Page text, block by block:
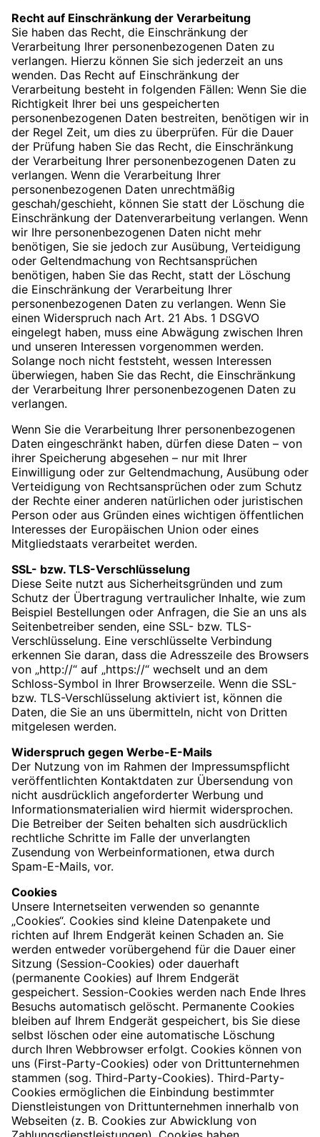
Recht auf Einschränkung der Verarbeitung
Sie haben das Recht, die Einschränkung der
Verarbeitung Ihrer personenbezogenen Daten zu
verlangen. Hierzu können Sie sich jederzeit an uns
wenden. Das Recht auf Einschränkung der
Verarbeitung besteht in folgenden Fällen: Wenn Sie die
Richtigkeit Ihrer bei uns gespeicherten
personenbezogenen Daten bestreiten, benötigen wir in
der Regel Zeit, um dies zu überprüfen. Für die Dauer
der Prüfung haben Sie das Recht, die Einschränkung
der Verarbeitung Ihrer personenbezogenen Daten zu
verlangen. Wenn die Verarbeitung Ihrer
personenbezogenen Daten unrechtmäßig
geschah/geschieht, können Sie statt der Löschung die
Einschränkung der Datenverarbeitung verlangen. Wenn
wir Ihre personenbezogenen Daten nicht mehr
benötigen, Sie sie jedoch zur Ausübung, Verteidigung
oder Geltendmachung von Rechtsansprüchen
benötigen, haben Sie das Recht, statt der Löschung
die Einschränkung der Verarbeitung Ihrer
personenbezogenen Daten zu verlangen. Wenn Sie
einen Widerspruch nach Art. 21 Abs. 1 DSGVO
eingelegt haben, muss eine Abwägung zwischen Ihren
und unseren Interessen vorgenommen werden.
Solange noch nicht feststeht, wessen Interessen
überwiegen, haben Sie das Recht, die Einschränkung
der Verarbeitung Ihrer personenbezogenen Daten zu
verlangen.
Wenn Sie die Verarbeitung Ihrer personenbezogenen
Daten eingeschränkt haben, dürfen diese Daten – von
ihrer Speicherung abgesehen – nur mit Ihrer
Einwilligung oder zur Geltendmachung, Ausübung oder
Verteidigung von Rechtsansprüchen oder zum Schutz
der Rechte einer anderen natürlichen oder juristischen
Person oder aus Gründen eines wichtigen öffentlichen
Interesses der Europäischen Union oder eines
Mitgliedstaats verarbeitet werden.
SSL- bzw. TLS-Verschlüsselung
Diese Seite nutzt aus Sicherheitsgründen und zum
Schutz der Übertragung vertraulicher Inhalte, wie zum
Beispiel Bestellungen oder Anfragen, die Sie an uns als
Seitenbetreiber senden, eine SSL- bzw. TLS-
Verschlüsselung. Eine verschlüsselte Verbindung
erkennen Sie daran, dass die Adresszeile des Browsers
von „http://“ auf „https://“ wechselt und an dem
Schloss-Symbol in Ihrer Browserzeile. Wenn die SSL-
bzw. TLS-Verschlüsselung aktiviert ist, können die
Daten, die Sie an uns übermitteln, nicht von Dritten
mitgelesen werden.
Widerspruch gegen Werbe-E-Mails
Der Nutzung von im Rahmen der Impressumspflicht
veröffentlichten Kontaktdaten zur Übersendung von
nicht ausdrücklich angeforderter Werbung und
Informationsmaterialien wird hiermit widersprochen.
Die Betreiber der Seiten behalten sich ausdrücklich
rechtliche Schritte im Falle der unverlangten
Zusendung von Werbeinformationen, etwa durch
Spam-E-Mails, vor.
Cookies
Unsere Internetseiten verwenden so genannte
„Cookies“. Cookies sind kleine Datenpakete und
richten auf Ihrem Endgerät keinen Schaden an. Sie
werden entweder vorübergehend für die Dauer einer
Sitzung (Session-Cookies) oder dauerhaft
(permanente Cookies) auf Ihrem Endgerät
gespeichert. Session-Cookies werden nach Ende Ihres
Besuchs automatisch gelöscht. Permanente Cookies
bleiben auf Ihrem Endgerät gespeichert, bis Sie diese
selbst löschen oder eine automatische Löschung
durch Ihren Webbrowser erfolgt. Cookies können von
uns (First-Party-Cookies) oder von Drittunternehmen
stammen (sog. Third-Party-Cookies). Third-Party-
Cookies ermöglichen die Einbindung bestimmter
Dienstleistungen von Drittunternehmen innerhalb von
Webseiten (z. B. Cookies zur Abwicklung von